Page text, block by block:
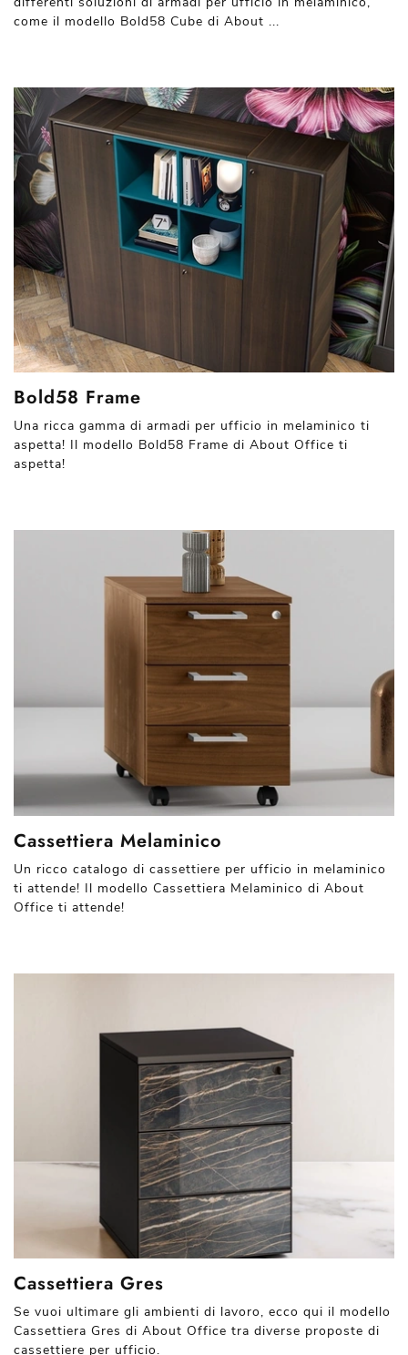
come il modello Bold58 Cube di About ...
Bold58 Frame
Una ricca gamma di armadi per ufficio in melaminico ti
aspetta! Il modello Bold58 Frame di About Office ti
aspetta!
Cassettiera Melaminico
Un ricco catalogo di cassettiere per ufficio in melaminico
ti attende! Il modello Cassettiera Melaminico di About
Office ti attende!
Cassettiera Gres
Se vuoi ultimare gli ambienti di lavoro, ecco qui il modello
Cassettiera Gres di About Office tra diverse proposte di
cassettiere per ufficio.